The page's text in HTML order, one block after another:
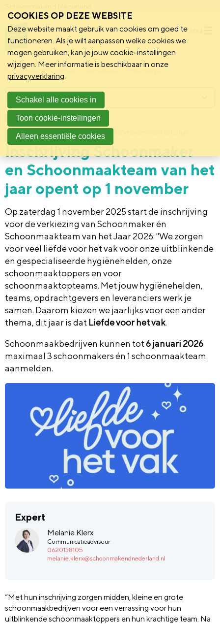
Menu
Schoonmakend Nederland
Nieuws 25 augustus 2025Schoonmaker van het Jaar
Inschrijving Schoonmaker
en Schoonmaakteam van het
jaar opent op 1 november
Op zaterdag 1 november 2025 start de inschrijving
voor de verkiezing van Schoonmaker én
Schoonmaakteam van het Jaar 2026: "We zorgen
voor veel liefde voor het vak voor onze uitblinkende
en gespecialiseerde hygiënehelden, onze
schoonmaaktoppers en voor
schoonmaaktopteams. Met jouw hygiënehelden,
teams, opdrachtgevers en leveranciers werk je
samen. Daarom kiezen we jaarlijks voor een ander
thema, dit jaar is dat Liefde voor het vak.
Schoonmaakbedrijven kunnen tot6 januari 2026
maximaal 3 schoonmakers én 1 schoonmaakteam
aanmelden.
Expert
Melanie Klerx
Communicatieadviseur
0620138105
melanie.klerx@schoonmakendnederland.nl
“Met hun inschrijving zorgen midden, kleine en grote
schoonmaakbedrijven voor een verrassing voor hun
uitblinkende schoonmaaktoppers en hun krachtige team. Na
Menu
COOKIES OP DEZE WEBSITE
Deze website maakt gebruik van cookies om goed te
functioneren. Als je wilt aanpassen welke cookies we
mogen gebruiken, kan je jouw cookie-instellingen
wijzigen. Meer informatie is beschikbaar in onze
privacyverklaring.
Schakel alle cookies in
Toon cookie-instellingen
Alleen essentiële cookies